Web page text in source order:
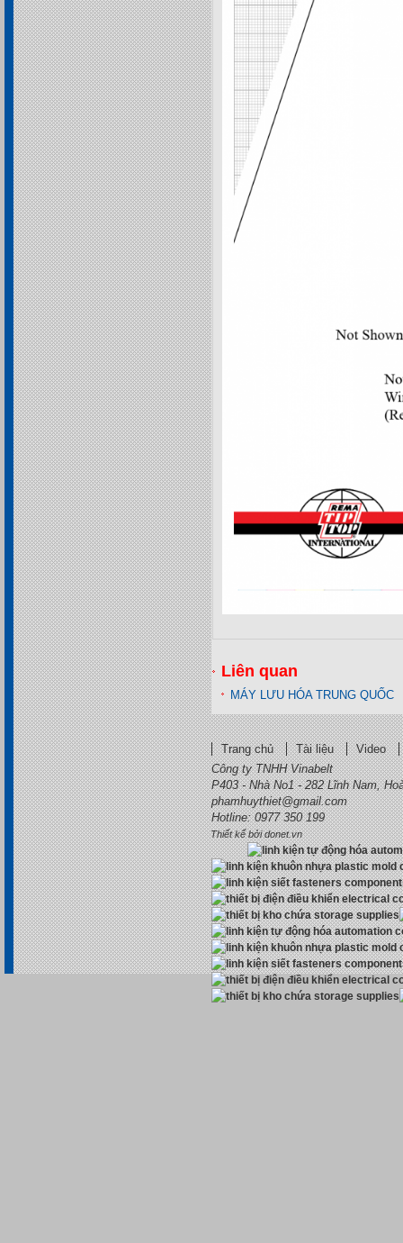
Liên quan
MÁY LƯU HÓA TRUNG QUỐC
Trang chủ Tài liệu
Video
Công ty TNHH Vinabelt
P403 - Nhà No1 - 282 Lĩnh Nam,
phamhuythiet@gmail.com
Hotline: 0977 350 199
Thiết kế bởi donet.vn